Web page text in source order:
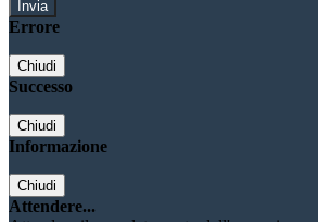
Errore
Chiudi
Successo
Chiudi
Informazione
Chiudi
Attendere...